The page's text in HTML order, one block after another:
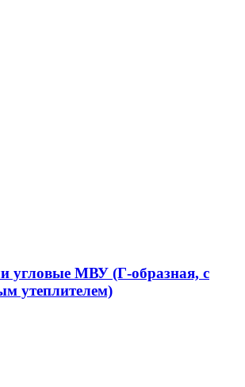
угловые МВУ (Г-образная, с
утеплителем)